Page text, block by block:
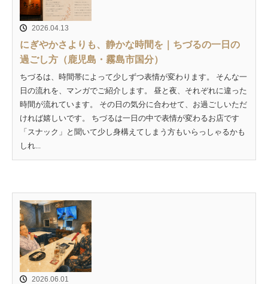
2026.04.13
にぎやかさよりも、静かな時間を｜ちづるの一日の
過ごし方（鹿児島・霧島市国分）
ちづるは、時間帯によって少しずつ表情が変わります。 そんな一
日の流れを、マンガでご紹介します。 昼と夜、それぞれに違った
時間が流れています。 その日の気分に合わせて、お過ごしいただ
ければ嬉しいです。 ちづるは一日の中で表情が変わるお店です
「スナック」と聞いて少し身構えてしまう方もいらっしゃるかも
しれ...
2026.06.01